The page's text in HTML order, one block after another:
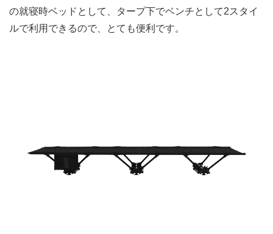
の就寝時ベッドとして、タープ下でベンチとして2スタイ
ルで利用できるので、とても便利です。